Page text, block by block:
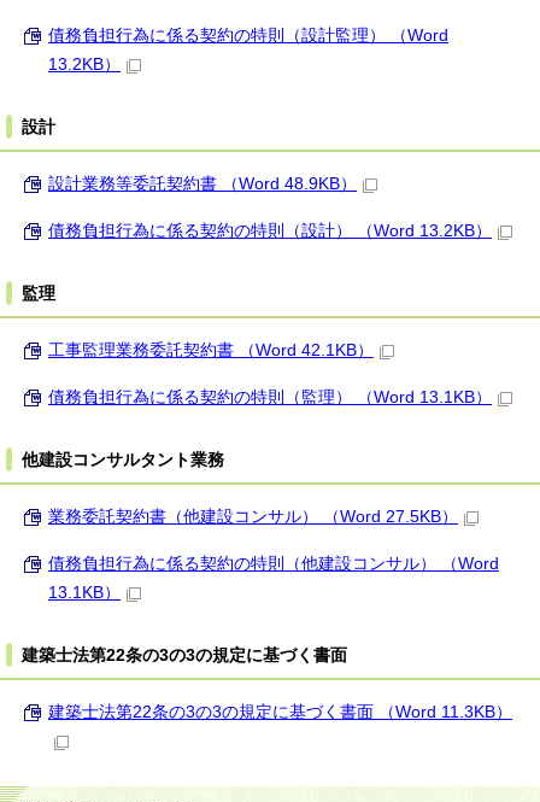
債務負担行為に係る契約の特則（設計監理） （Word
13.2KB）
設計
設計業務等委託契約書 （Word 48.9KB）
債務負担行為に係る契約の特則（設計） （Word 13.2KB）
監理
工事監理業務委託契約書 （Word 42.1KB）
債務負担行為に係る契約の特則（監理） （Word 13.1KB）
他建設コンサルタント業務
業務委託契約書（他建設コンサル） （Word 27.5KB）
債務負担行為に係る契約の特則（他建設コンサル） （Word
13.1KB）
建築士法第22条の3の3の規定に基づく書面
建築士法第22条の3の3の規定に基づく書面 （Word 11.3KB）